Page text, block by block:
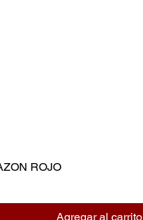
ROJO
Agregar al carrito